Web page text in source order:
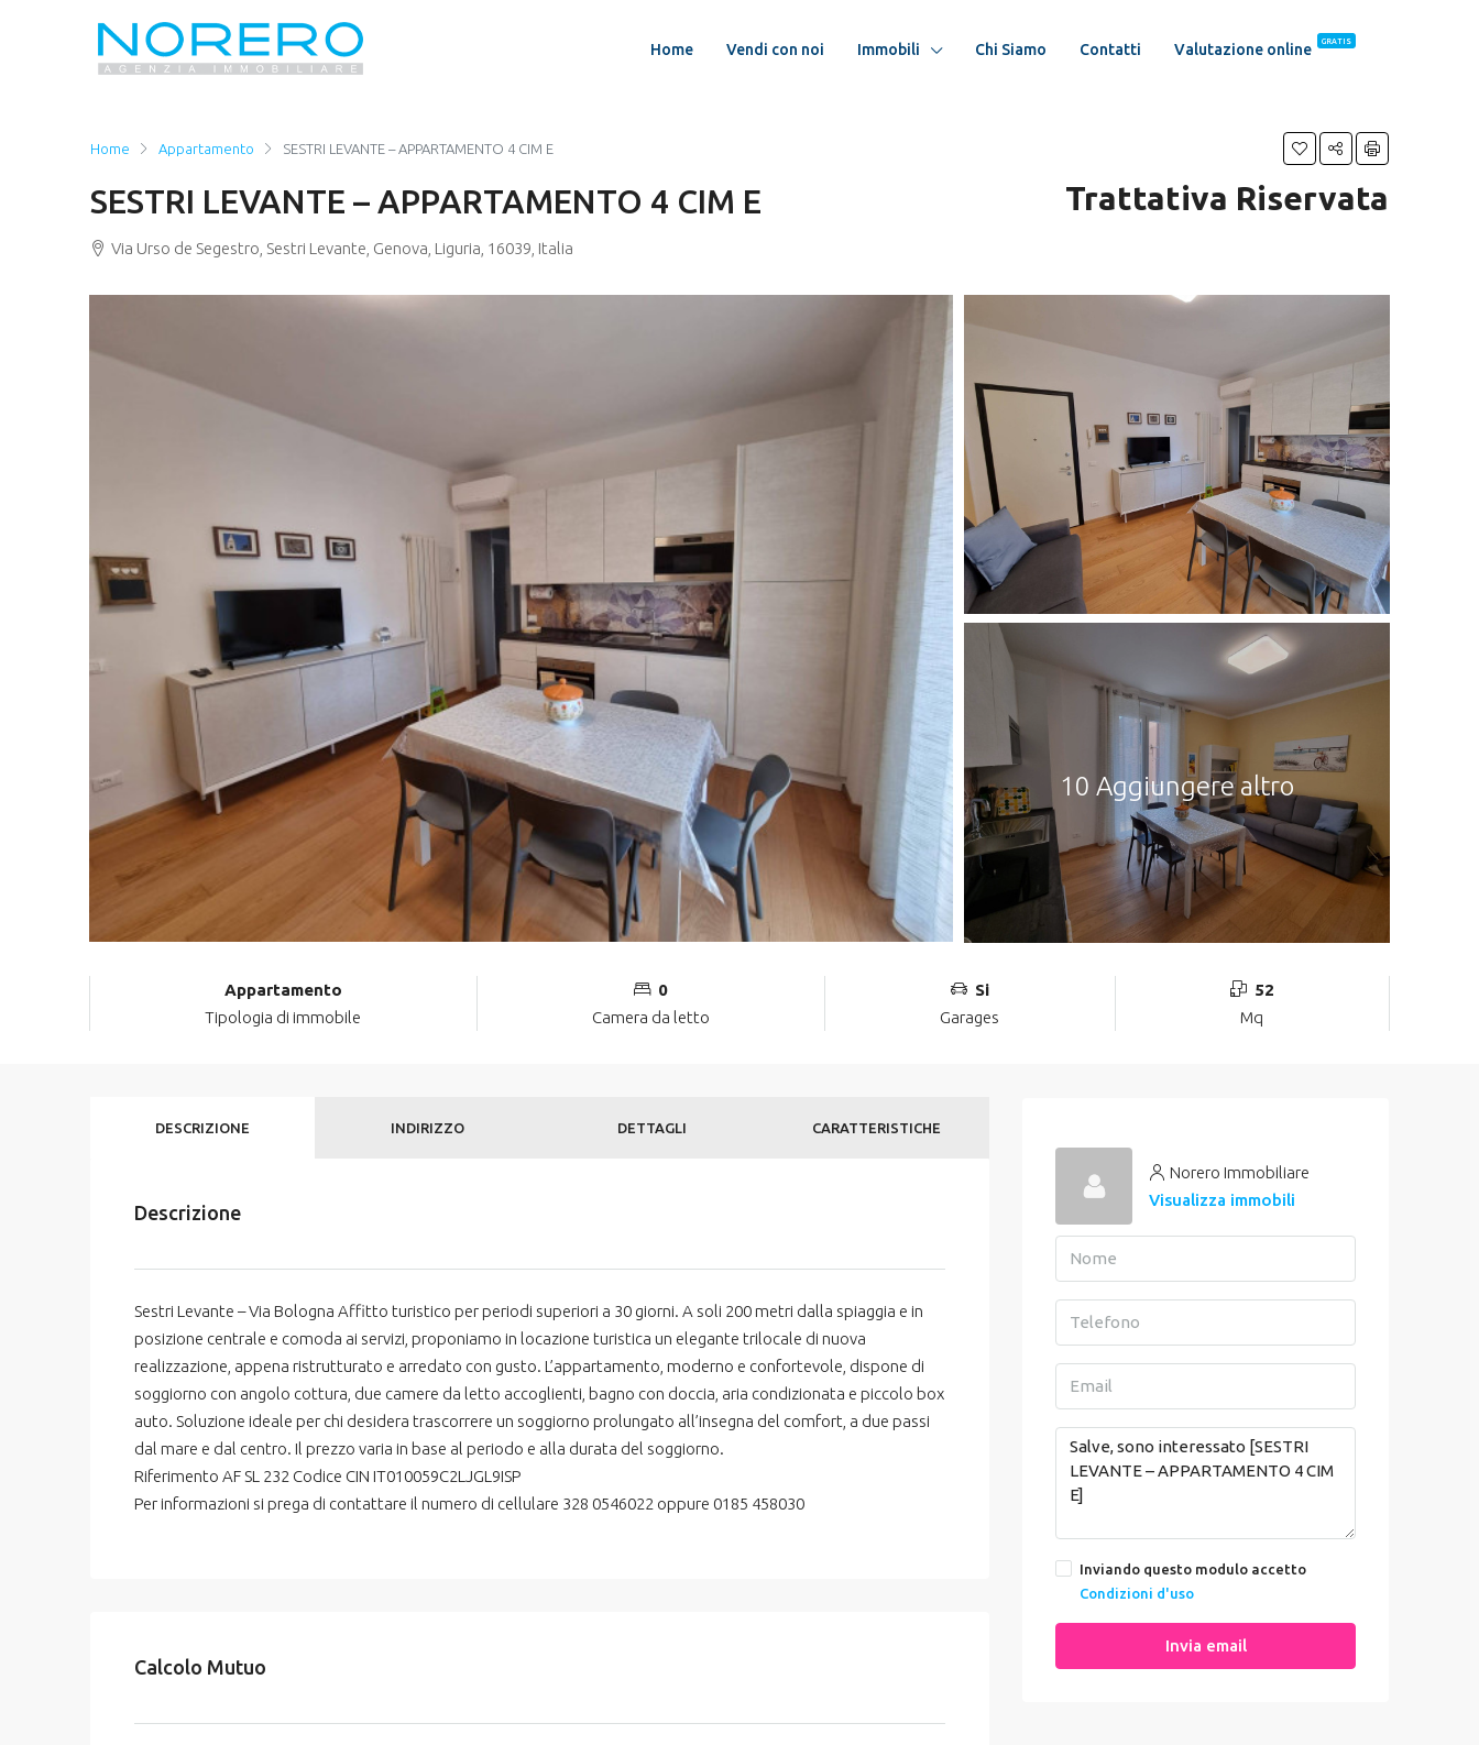
Home Vendi con noi Immobili Chi Siamo Contatti Valutazione online GRATIS
Home Appartamento SESTRI LEVANTE – APPARTAMENTO 4 CIM E
SESTRI LEVANTE – APPARTAMENTO 4 CIM E Trattativa Riservata
Via Urso de Segestro, Sestri Levante, Genova, Liguria, 16039, Italia
10 Aggiungere altro
Appartamento
Tipologia di immobile
0
Camera da letto
Si
Garages
52
Mq
DESCRIZIONE INDIRIZZO DETTAGLI CARATTERISTICHE
Descrizione
Sestri Levante – Via Bologna Affitto turistico per periodi superiori a 30 giorni. A soli 200 metri dalla spiaggia e in
posizione centrale e comoda ai servizi, proponiamo in locazione turistica un elegante trilocale di nuova
realizzazione, appena ristrutturato e arredato con gusto. L’appartamento, moderno e confortevole, dispone di
soggiorno con angolo cottura, due camere da letto accoglienti, bagno con doccia, aria condizionata e piccolo box
auto. Soluzione ideale per chi desidera trascorrere un soggiorno prolungato all’insegna del comfort, a due passi
dal mare e dal centro. Il prezzo varia in base al periodo e alla durata del soggiorno.
Riferimento AF SL 232 Codice CIN IT010059C2LJGL9ISP
Per informazioni si prega di contattare il numero di cellulare 328 0546022 oppure 0185 458030
Calcolo Mutuo
Norero Immobiliare
Visualizza immobili
Inviando questo modulo accetto
Condizioni d'uso
Invia email